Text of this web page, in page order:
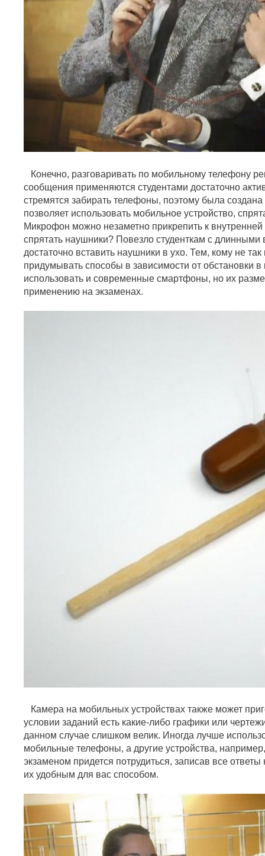
Конечно, разговаривать по мобильному телефону
сообщения применяются студентами достаточно
стремятся забирать телефоны, поэтому была создана
позволяет использовать мобильное устройство,
Микрофон можно незаметно прикрепить к
спрятать наушники? Повезло студенткам с
достаточно вставить наушники в ухо. Тем, кому не
придумывать способы в зависимости от обстановки
использовать и современные смартфоны, но их
применению на экзаменах.
Камера на мобильных устройствах также может
условии заданий есть какие-либо графики или
данном случае слишком велик. Иногда лучше
мобильные телефоны, а другие устройства,
экзаменом придется потрудиться, записав все
их удобным для вас способом.